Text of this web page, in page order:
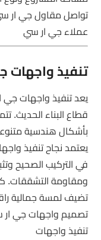
تواصل مقاول جي ار
عملاء جي ار سي
تنفيذ واجهات
يعد تنفيذ واجهات جي
قطاع البناء الحديث.
بأشكال هندسية
يعتمد نجاح تنفيذ
في التركيب الصحيح
ومقاومة التشققات.
تضيف لمسة جمالية
تصميم واجهات جي ار
تنفيذ واجهات